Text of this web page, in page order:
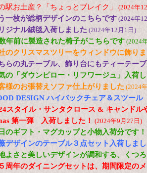
駅お土産？「ちょっとブレイク」 (2024年
一枚が総柄デザインのこちらです (2024年
ジナル絨毯入荷しました (2024年12月1日)
年前に製造された椅子がこちらです (2024
のクリスマスツリーをウィンドウに飾り
らの丸テーブル、飾り台にもティーテー
の「ダウンピロー・リフワージュ」入荷
様のお張替えソファ仕上がりました (2024
DESIGN ハイバックチェア＆スツー
スタイル・サンタクロース & キャンドル
第一弾 入荷しました！ (2024年9月27日)
のギフト・マグカップと小物入荷分です！
デザインのテーブル３点セット入荷しま
よさと美しいデザインが調和する、くつ
周年のダイニングセットは、期間限定の